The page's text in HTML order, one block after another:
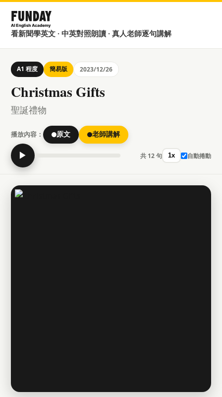
看新聞學英文 · 中英對照朗讀 · 真人老師逐句講解
A1 程度 簡易版 2023/12/26
Christmas Gifts
聖誕禮物
播放內容： 原文 老師講解
▶ 共 12 句 1x 自動捲動